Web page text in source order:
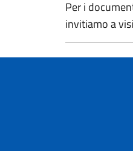
Per i
invitiamo a